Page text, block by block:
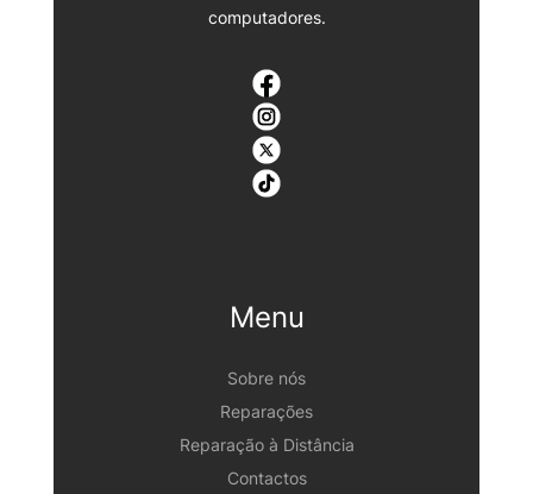
computadores.
Menu
Sobre nós
Reparações
Reparação à Distância
Contactos